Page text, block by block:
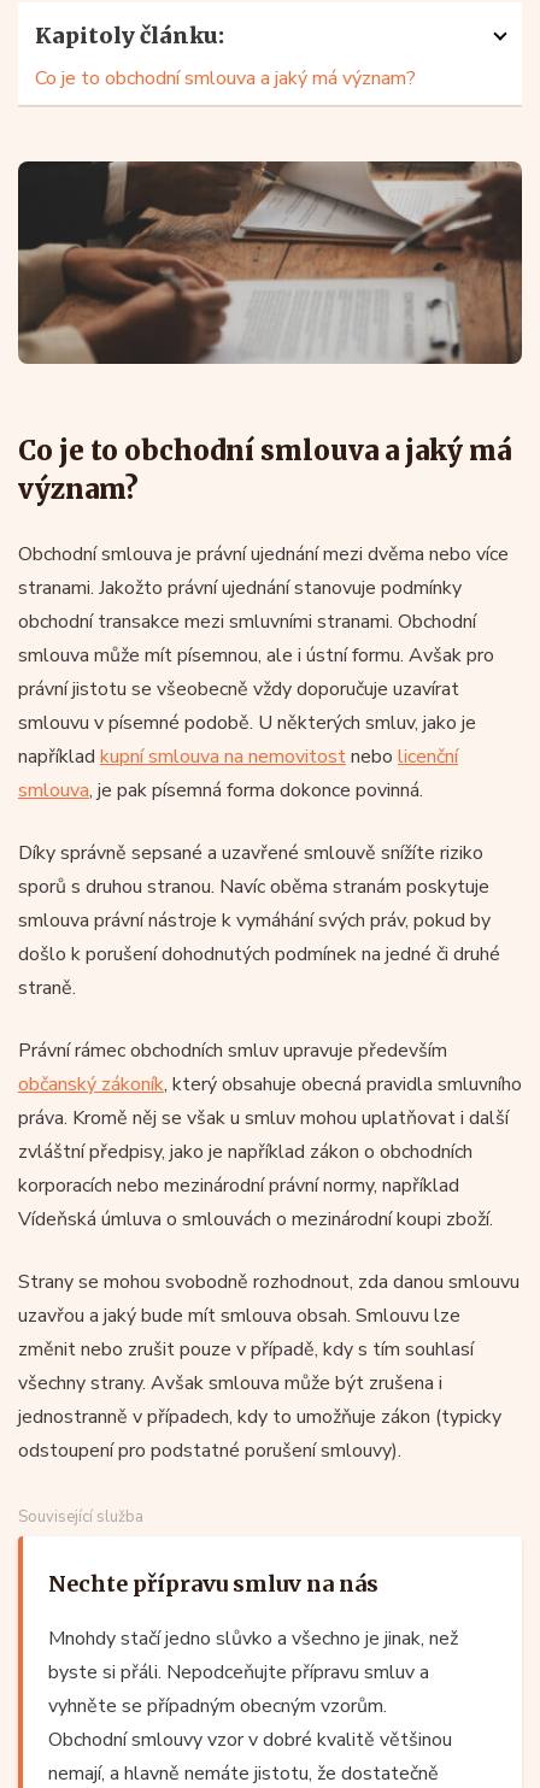
Kapitoly článku:
Co je to obchodní smlouva a jaký má význam?
Co je to obchodní smlouva a jaký má
význam?
Obchodní smlouva je právní ujednání mezi dvěma nebo více
stranami. Jakožto právní ujednání stanovuje podmínky
obchodní transakce mezi smluvními stranami. Obchodní
smlouva může mít písemnou, ale i ústní formu. Avšak pro
právní jistotu se všeobecně vždy doporučuje uzavírat
smlouvu v písemné podobě. U některých smluv, jako je
například kupní smlouva na nemovitostnebo licenční
smlouva, je pak písemná forma dokonce povinná.
Díky správně sepsané a uzavřené smlouvě snížíte riziko
sporů s druhou stranou. Navíc oběma stranám poskytuje
smlouva právní nástroje k vymáhání svých práv, pokud by
došlo k porušení dohodnutých podmínek na jedné či druhé
straně.
Právní rámec obchodních smluv upravuje především
občanský zákoník, který obsahuje obecná pravidla smluvního
práva. Kromě něj se však u smluv mohou uplatňovat i další
zvláštní předpisy, jako je například zákon o obchodních
korporacích nebo mezinárodní právní normy, například
Vídeňská úmluva o smlouvách o mezinárodní koupi zboží.
Strany se mohou svobodně rozhodnout, zda danou smlouvu
uzavřou a jaký bude mít smlouva obsah. Smlouvu lze
změnit nebo zrušit pouze v případě, kdy s tím souhlasí
všechny strany. Avšak smlouva může být zrušena i
jednostranně v případech, kdy to umožňuje zákon (typicky
odstoupení pro podstatné porušení smlouvy).
Související služba
Nechte přípravu smluv na nás
Mnohdy stačí jedno slůvko a všechno je jinak, než
byste si přáli. Nepodceňujte přípravu smluv a
vyhněte se případným obecným vzorům.
Obchodní smlouvy vzor v dobré kvalitě většinou
nemají, a hlavně nemáte jistotu, že dostatečně